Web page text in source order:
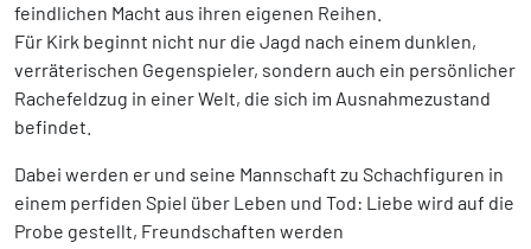
feindlichen Macht aus ihren eigenen Reihen.
Für Kirk beginnt nicht nur die Jagd nach einem dunklen,
verräterischen Gegenspieler, sondern auch ein persönlicher
Rachefeldzug in einer Welt, die sich im Ausnahmezustand
befindet.
Dabei werden er und seine Mannschaft zu Schachfiguren in
einem perfiden Spiel über Leben und Tod: Liebe wird auf die
Probe gestellt, Freundschaften werden